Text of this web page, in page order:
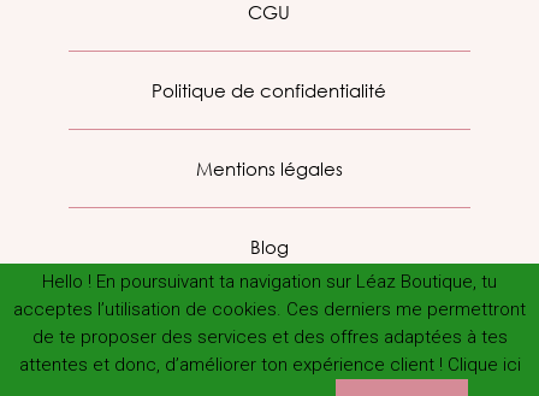
CGU
Politique de confidentialité
Mentions légales
Blog
Hello ! En poursuivant ta navigation sur Léaz Boutique, tu
acceptes l’utilisation de cookies. Ces derniers me permettront
de te proposer des services et des offres adaptées à tes
attentes et donc, d’améliorer ton expérience client ! Clique ici